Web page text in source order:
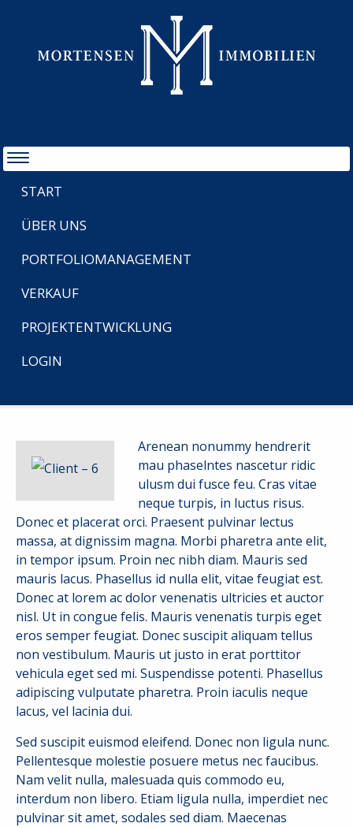
START
ÜBER UNS
PORTFOLIOMANAGEMENT
VERKAUF
PROJEKTENTWICKLUNG
LOGIN
Arenean nonummy hendrerit
mau phaselntes nascetur ridic
ulusm dui fusce feu. Cras vitae
neque turpis, in luctus risus.
Donec et placerat orci. Praesent pulvinar lectus
massa, at dignissim magna. Morbi pharetra ante elit,
in tempor ipsum. Proin nec nibh diam. Mauris sed
mauris lacus. Phasellus id nulla elit, vitae feugiat est.
Donec at lorem ac dolor venenatis ultricies et auctor
nisl. Ut in congue felis. Mauris venenatis turpis eget
eros semper feugiat. Donec suscipit aliquam tellus
non vestibulum. Mauris ut justo in erat porttitor
vehicula eget sed mi. Suspendisse potenti. Phasellus
adipiscing vulputate pharetra. Proin iaculis neque
lacus, vel lacinia dui.
Sed suscipit euismod eleifend. Donec non ligula nunc.
Pellentesque molestie posuere metus nec faucibus.
Nam velit nulla, malesuada quis commodo eu,
interdum non libero. Etiam ligula nulla, imperdiet nec
pulvinar sit amet, sodales sed diam. Maecenas